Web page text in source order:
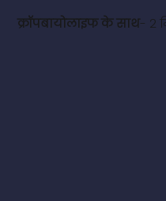
क्रॉपबायोलाइफ के साथ- 2